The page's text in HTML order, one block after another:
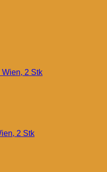
2 Stk